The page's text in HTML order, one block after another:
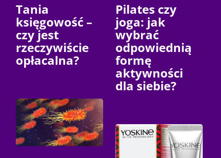
Tania
księgowość –
czy jest
rzeczywiście
opłacalna?
Pilates czy
joga: jak
wybrać
odpowiednią
formę
aktywności
dla siebie?